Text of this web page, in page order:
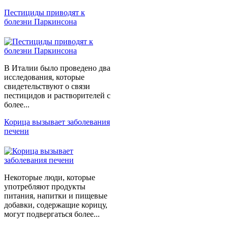
Пестициды приводят к
болезни Паркинсона
В Италии было проведено два
исследования, которые
свидетельствуют о связи
пестицидов и растворителей с
более...
Корица вызывает заболевания
печени
Некоторые люди, которые
употребляют продукты
питания, напитки и пищевые
добавки, содержащие корицу,
могут подвергаться более...